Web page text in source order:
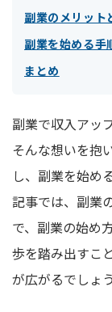
副業のメリット
副業を始める手
まとめ
副業で収入アッ
そんな想いを抱
し、副業を始め
記事では、副業
で、副業の始め
歩を踏み出すこ
が広がるでしょう